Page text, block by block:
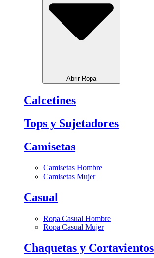
Abrir Ropa
Calcetines
Tops y Sujetadores
Camisetas
Camisetas Hombre
Camisetas Mujer
Casual
Ropa Casual Hombre
Ropa Casual Mujer
Chaquetas y Cortavientos